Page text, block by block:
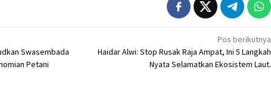
Swasembada
Petani
Pos berikutnya
Haidar Alwi: Stop Rusak Raja Ampat, Ini 5 Langkah
Nyata Selamatkan Ekosistem Laut.